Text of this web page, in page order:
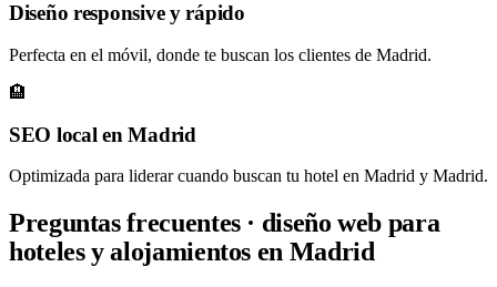
Diseño responsive y rápido
Perfecta en el móvil, donde te buscan los clientes de Madrid.
🏨
SEO local en Madrid
Optimizada para liderar cuando buscan tu hotel en Madrid y Madrid.
Preguntas frecuentes · diseño web para
hoteles y alojamientos en Madrid